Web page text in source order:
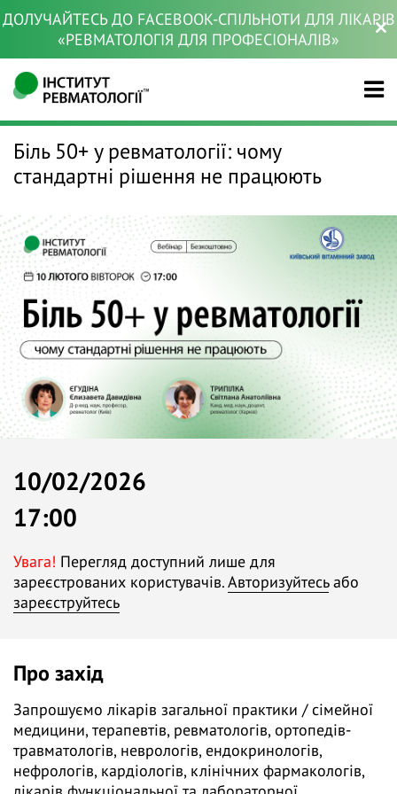
ДОЛУЧАЙТЕСЬ ДО FACEBOOK-СПІЛЬНОТИ ДЛЯ ЛІКАРІВ
«РЕВМАТОЛОГІЯ ДЛЯ ПРОФЕСІОНАЛІВ»
Біль 50+ у ревматології: чому
стандартні рішення не працюють
10/02/2026
17:00
Увага! Перегляд доступний лише для
зареєстрованих користувачів.Авторизуйтесьабо
зареєструйтесь
Про захід
Запрошуємо лікарів загальної практики / сімейної
медицини, терапевтів, ревматологів, ортопедів-
травматологів, неврологів, ендокринологів,
нефрологів, кардіологів, клінічних фармакологів,